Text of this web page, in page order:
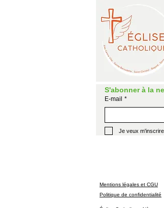
S'abonner à la
E-mail *
Je veux
Mentions légales et CGU
Politique de confidentialité